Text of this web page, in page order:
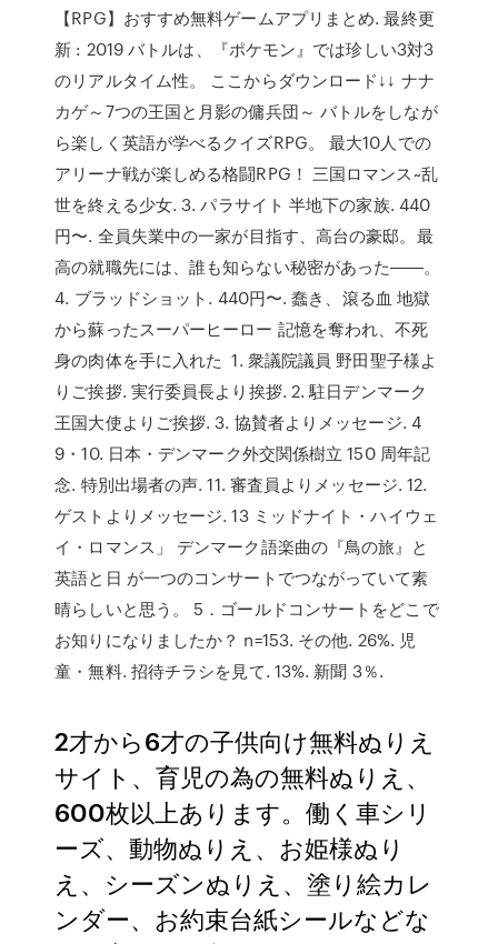
【RPG】おすすめ無料ゲームアプリまとめ. 最終更
新 : 2019 バトルは、『ポケモン』では珍しい3対3
のリアルタイム性。 ここからダウンロード↓↓ ナナ
カゲ～7つの王国と月影の傭兵団～ バトルをしなが
ら楽しく英語が学べるクイズRPG。 最大10人での
アリーナ戦が楽しめる格闘RPG！ 三国ロマンス~乱
世を終える少女. 3. パラサイト 半地下の家族. 440
円〜. 全員失業中の一家が目指す、高台の豪邸。最
高の就職先には、誰も知らない秘密があった――。
4. ブラッドショット. 440円〜. 蠢き、滾る血 地獄
から蘇ったスーパーヒーロー 記憶を奪われ、不死
身の肉体を手に入れた 1. 衆議院議員 野田聖子様よ
りご挨拶. 実行委員長より挨拶. 2. 駐日デンマーク
王国大使よりご挨拶. 3. 協賛者よりメッセージ. 4
9・10. 日本・デンマーク外交関係樹立 150 周年記
念. 特別出場者の声. 11. 審査員よりメッセージ. 12.
ゲストよりメッセージ. 13 ミッドナイト・ハイウェ
イ・ロマンス」 デンマーク語楽曲の『鳥の旅』と
英語と日 が一つのコンサートでつながっていて素
晴らしいと思う。 5．ゴールドコンサートをどこで
お知りになりましたか？ n=153. その他. 26%. 児
童・無料. 招待チラシを見て. 13%. 新聞 3％.
2才から6才の子供向け無料ぬりえ
サイト、育児の為の無料ぬりえ、
600枚以上あります。働く車シリ
ーズ、動物ぬりえ、お姫様ぬり
え、シーズンぬりえ、塗り絵カレ
ンダー、お約束台紙シールなどな